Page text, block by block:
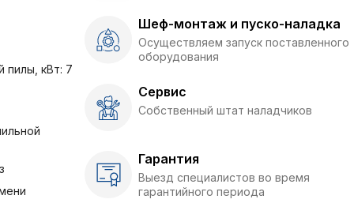
пилы, кВт: 7
Шеф-монтаж и пуско-наладка
Осуществляем запуск поставленного
оборудования
Сервис
Собственный штат наладчиков
Гарантия
Выезд специалистов во время
гарантийного периода